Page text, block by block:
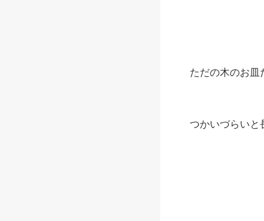
ただの木のお
つかいづらいと